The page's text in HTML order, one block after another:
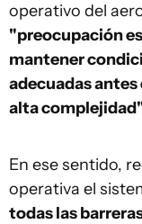
operativo del
"preocupación
mantener
adecuadas
alta
En ese sentido,
operativa el
todas las